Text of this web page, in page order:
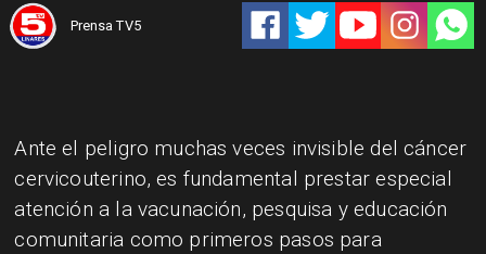
Prensa TV5
Ante el peligro muchas veces invisible del cáncer
cervicouterino, es fundamental prestar especial
atención a la vacunación, pesquisa y educación
comunitaria como primeros pasos para